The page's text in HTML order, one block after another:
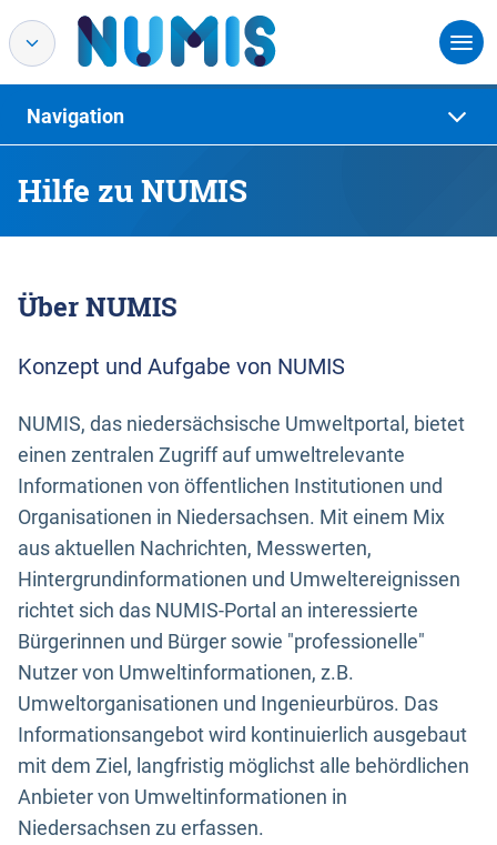
Hilfe zu NUMIS
Navigation
Über NUMIS
Konzept und Aufgabe von NUMIS
NUMIS, das niedersächsische Umweltportal, bietet
einen zentralen Zugriff auf umweltrelevante
Informationen von öffentlichen Institutionen und
Organisationen in Niedersachsen. Mit einem Mix
aus aktuellen Nachrichten, Messwerten,
Hintergrundinformationen und Umweltereignissen
richtet sich das NUMIS-Portal an interessierte
Bürgerinnen und Bürger sowie "professionelle"
Nutzer von Umweltinformationen, z.B.
Umweltorganisationen und Ingenieurbüros. Das
Informationsangebot wird kontinuierlich ausgebaut
mit dem Ziel, langfristig möglichst alle behördlichen
Anbieter von Umweltinformationen in
Niedersachsen zu erfassen.